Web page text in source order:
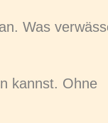
Was
kannst. Ohne